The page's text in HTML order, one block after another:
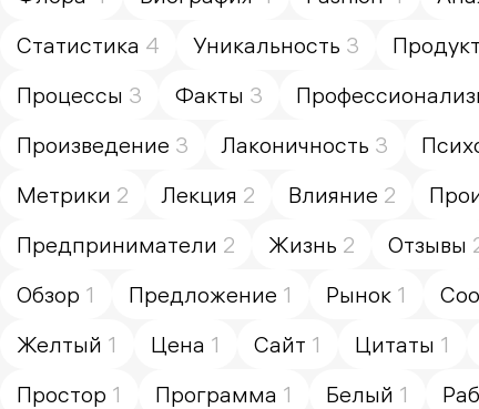
Статистика 4 Уникальность 3 Продукт
Процессы 3 Факты 3
Произведение 3 Лаконичность 3
Метрики 2 Лекция 2 Влияние 2
Предприниматели 2 Жизнь 2 Отзывы
Обзор 1 Предложение 1 Рынок 1
Желтый 1 Цена 1 Сайт 1 Цитаты 1
Простор 1 Программа 1 Белый 1